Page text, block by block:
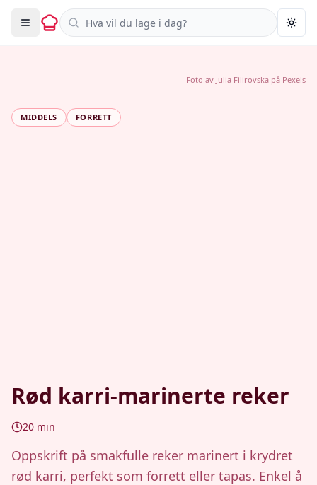
Søk i oppskrifter
MIDDELS FORRETT
Rød karri-marinerte reker
20 min
Oppskrift på smakfulle reker marinert i krydret
rød karri, perfekt som forrett eller tapas. Enkel å
Foto av Julia Filirovska på Pexels